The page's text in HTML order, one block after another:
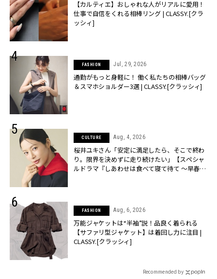
【カルティエ】おしゃれな人がリアルに愛用！
仕事で自信をくれる相棒リング | CLASSY.[クラ
ッシィ]
FASHION Jul, 29, 2026
通勤がもっと身軽に！ 働く私たちの相棒バッグ
＆スマホショルダー3選 | CLASSY.[クラッシィ]
CULTURE Aug, 4, 2026
桜井ユキさん「安定に満足したら、そこで終わ
り。限界を決めずに走り続けたい」【スペシャ
ルドラマ『しあわせは食べて寝て待て ～早春の
FASHION Aug, 6, 2026
万能ジャケットは“半袖”説！品良く着られる
【サファリ型ジャケット】は着回し力に注目 |
CLASSY.[クラッシィ]
Recommended by